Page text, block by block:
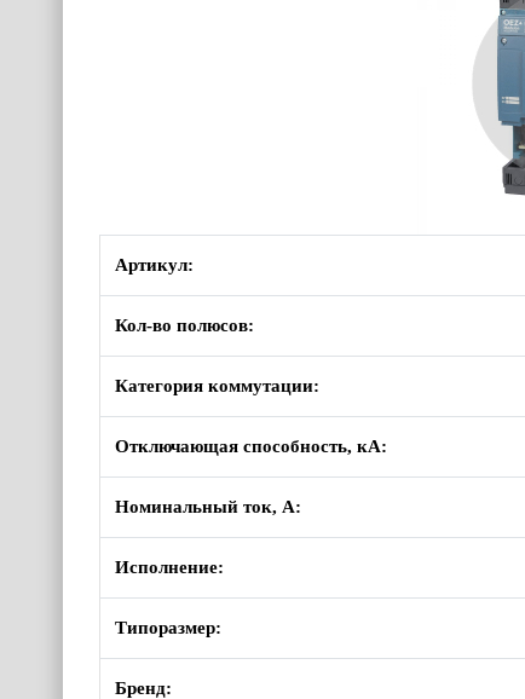
Артикул:
Кол-во полюсов:
Категория коммутации:
Отключающая способность, кА:
Номинальный ток, А:
Исполнение:
Типоразмер:
Бренд: